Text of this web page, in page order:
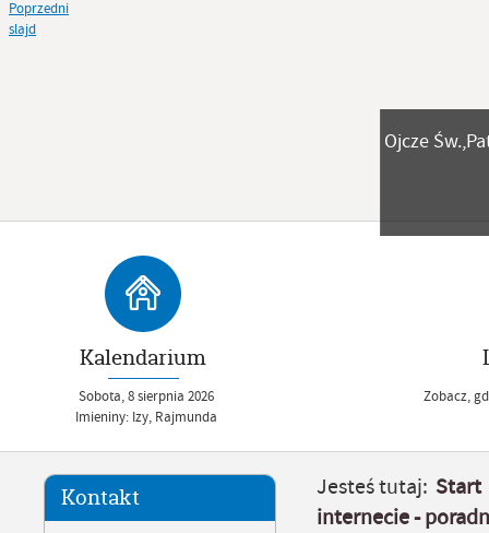
Ojcze
Kalendarium
Sobota,8sierpnia 2026
Imieniny: Izy, Rajmunda
Zobacz,
Kontakt Jesteś tutaj: Start
internecie -